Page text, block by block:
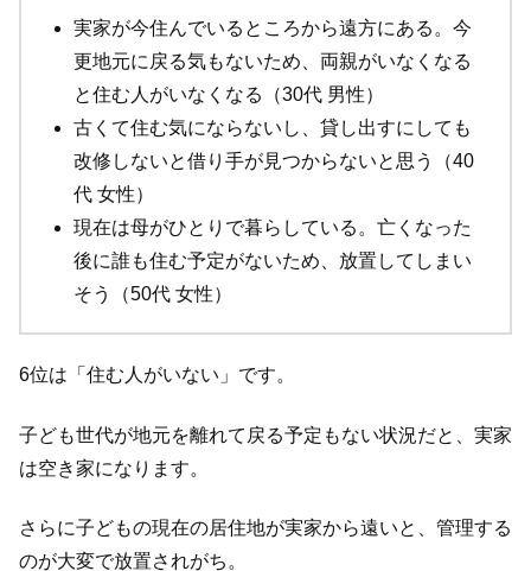
実家が今住んでいるところから遠方にある。今
更地元に戻る気もないため、両親がいなくなる
と住む人がいなくなる（30代 男性）
古くて住む気にならないし、貸し出すにしても
改修しないと借り手が見つからないと思う（40
代 女性）
現在は母がひとりで暮らしている。亡くなった
後に誰も住む予定がないため、放置してしまい
そう（50代 女性）
6位は「住む人がいない」です。
子ども世代が地元を離れて戻る予定もない状況だと、実家
は空き家になります。
さらに子どもの現在の居住地が実家から遠いと、管理する
のが大変で放置されがち。